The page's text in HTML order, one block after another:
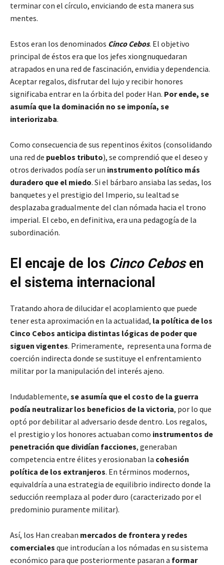
terminar con el círculo, enviciando de esta manera sus
mentes.
Estos eran los denominados Cinco Cebos. El objetivo
principal de éstos era que los jefes xiongnuquedaran
atrapados en una red de fascinación, envidia y dependencia.
Aceptar regalos, disfrutar del lujo y recibir honores
significaba entrar en la órbita del poder Han. Por ende, se
asumía que la dominación no se imponía, se
interiorizaba.
Como consecuencia de sus repentinos éxitos (consolidando
una red de pueblos tributo), se comprendió que el deseo y
otros derivados podía ser un instrumento político más
duradero que el miedo. Si el bárbaro ansiaba las sedas, los
banquetes y el prestigio del Imperio, su lealtad se
desplazaba gradualmente del clan nómada hacia el trono
imperial. El cebo, en definitiva, era una pedagogía de la
subordinación.
El encaje de los Cinco Cebosen
el sistema internacional
Tratando ahora de dilucidar el acoplamiento que puede
tener esta aproximación en la actualidad, la política de los
Cinco Cebos anticipa distintas lógicas de poder que
siguen vigentes. Primeramente, representa una forma de
coerción indirecta donde se sustituye el enfrentamiento
militar por la manipulación del interés ajeno.
Indudablemente, se asumía que el costo de la guerra
podía neutralizar los beneficios de la victoria, por lo que
optó por debilitar al adversario desde dentro. Los regalos,
el prestigio y los honores actuaban como instrumentos de
penetración que dividían facciones, generaban
competencia entre élites y erosionaban la cohesión
política de los extranjeros. En términos modernos,
equivaldría a una estrategia de equilibrio indirecto donde la
seducción reemplaza al poder duro (caracterizado por el
predominio puramente militar).
Así, los Han creaban mercados de frontera y redes
comerciales que introducían a los nómadas en su sistema
económico para que posteriormente pasaran a formar